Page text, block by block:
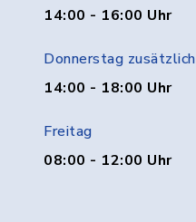
14:00 - 16:00 Uhr
Donnerstag zusätzlich
14:00 - 18:00 Uhr
Freitag
08:00 - 12:00 Uhr